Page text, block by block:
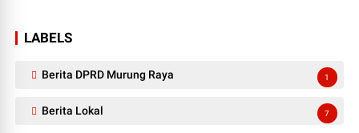
LABELS
Berita DPRD Murung Raya 1
Berita Lokal 7